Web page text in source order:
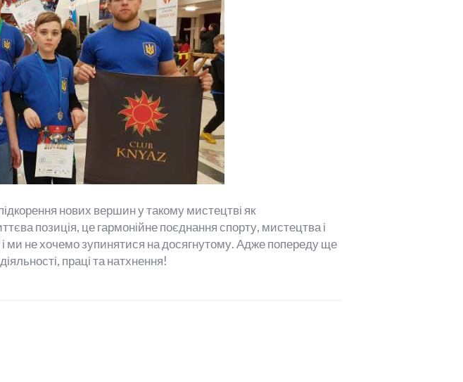
нових вершин у такому мистецтві як
позиція, це гармонійне поєднання спорту, мистецтва і
ми не хочемо зупинятися на досягнутому. Адже попереду ще
праці та натхнення!